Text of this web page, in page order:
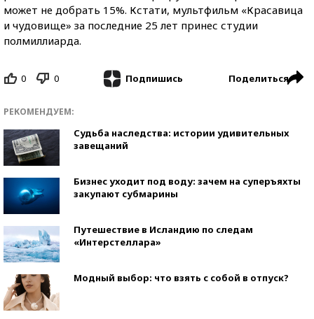
может не добрать 15%. Кстати, мультфильм «Красавица
и чудовище» за последние 25 лет принес студии
полмиллиарда.
0 0 Подпишись Поделиться
РЕКОМЕНДУЕМ:
Судьба наследства: истории удивительных
завещаний
Бизнес уходит под воду: зачем на суперъяхты
закупают субмарины
Путешествие в Исландию по следам
«Интерстеллара»
Модный выбор: что взять с собой в отпуск?